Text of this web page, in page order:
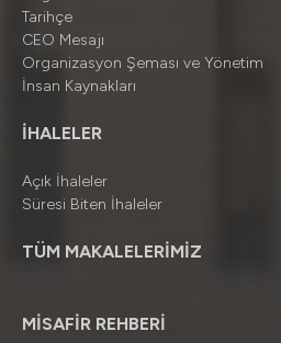
Tarihçe
CEO Mesajı
Organizasyon Şeması ve Yönetim
İnsan Kaynakları
İHALELER
Açık İhaleler
Süresi Biten İhaleler
TÜM MAKALELERİMİZ
MİSAFİR REHBERİ